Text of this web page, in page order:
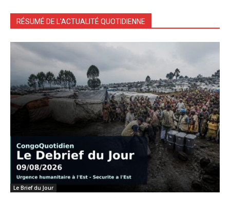
RÉSUMÉ DE L'ACTUALITÉ QUOTIDIENNE
Le Brief du Jour